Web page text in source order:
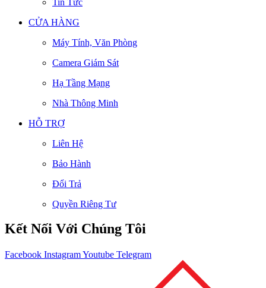
CỬA HÀNG
Máy Tính, Văn Phòng
Camera Giám Sát
Hạ Tầng Mạng
Nhà Thông Minh
HỖ TRỢ
Liên Hệ
Bảo Hành
Đổi Trả
Quyền Riêng Tư
Kết Nối Với Chúng Tôi
Facebook InstagramYoutube Telegram